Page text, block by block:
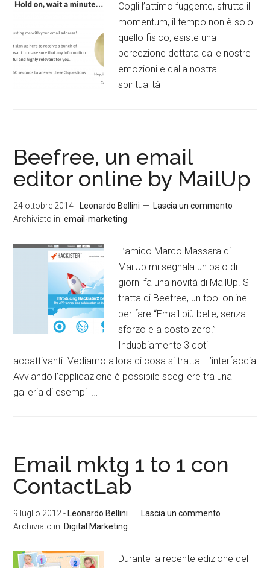
Cogli l’attimo fuggente, sfrutta il
momentum, il tempo non è solo
quello fisico, esiste una
percezione dettata dalle nostre
emozioni e dalla nostra
spiritualità
Beefree, un email
editor online by MailUp
24 ottobre 2014- Leonardo Bellini
Lascia un commento
Archiviato in:email-marketing
L’amico Marco Massara di
MailUp mi segnala un paio di
giorni fa una novità di MailUp. Si
tratta di Beefree, un tool online
per fare “Email più belle, senza
sforzo e a costo zero.”
Indubbiamente 3 doti
accattivanti. Vediamo allora di cosa si tratta. L’interfaccia
Avviando l’applicazione è possibile scegliere tra una
galleria di esempi […]
Email mktg 1 to 1 con
ContactLab
9 luglio 2012 - Leonardo Bellini
Lascia un commento
Archiviato in: Digital Marketing
Durante la recente edizione del